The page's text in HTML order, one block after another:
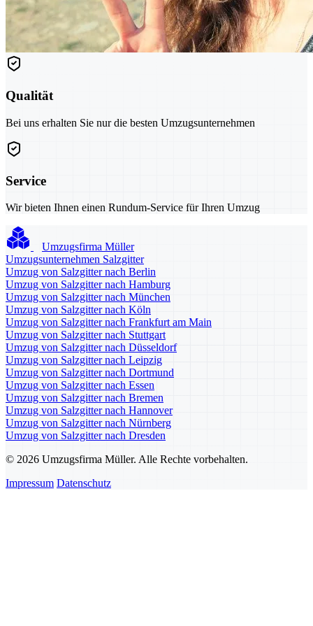
Qualität
Bei uns erhalten Sie nur die besten Umzugsunternehmen
Service
Wir bieten Ihnen einen Rundum-Service für Ihren Umzug
Umzugsfirma Müller
Umzugsunternehmen Salzgitter
Umzug von Salzgitter nach Berlin
Umzug von Salzgitter nach Hamburg
Umzug von Salzgitter nach München
Umzug von Salzgitter nach Köln
Umzug von Salzgitter nach Frankfurt am Main
Umzug von Salzgitter nach Stuttgart
Umzug von Salzgitter nach Düsseldorf
Umzug von Salzgitter nach Leipzig
Umzug von Salzgitter nach Dortmund
Umzug von Salzgitter nach Essen
Umzug von Salzgitter nach Bremen
Umzug von Salzgitter nach Hannover
Umzug von Salzgitter nach Nürnberg
Umzug von Salzgitter nach Dresden
© 2026 Umzugsfirma Müller. Alle Rechte vorbehalten.
Impressum Datenschutz